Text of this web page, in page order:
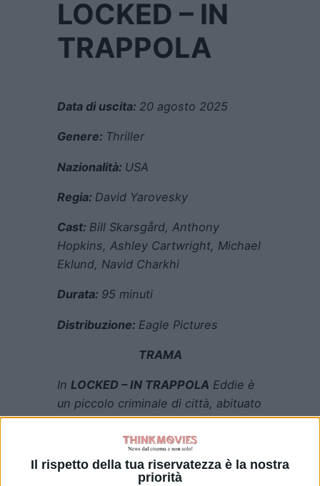
Il rispetto della tua riservatezza è la nostra
priorità
LOCKED – IN
TRAPPOLA
Data di uscita: 20 agosto 2025
Genere: Thriller
Nazionalità: USA
Regia: David Yarovesky
Cast: Bill Skarsgård, Anthony
Hopkins, Ashley Cartwright, Michael
Eklund, Navid Charkhi
Durata: 95 minuti
Distribuzione: Eagle Pictures
TRAMA
In LOCKED – IN TRAPPOLA Eddie è
un piccolo criminale di città, abituato
a colpire in fretta e sparire nel nulla.
Ma stavolta sbaglia bersaglio.
Quando forza un SUV
apparentemente abbandonato, si